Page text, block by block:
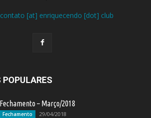
contato [at] enriquecendo [dot] club
Fechamento – Março/2018
Fechamento 29/04/2018